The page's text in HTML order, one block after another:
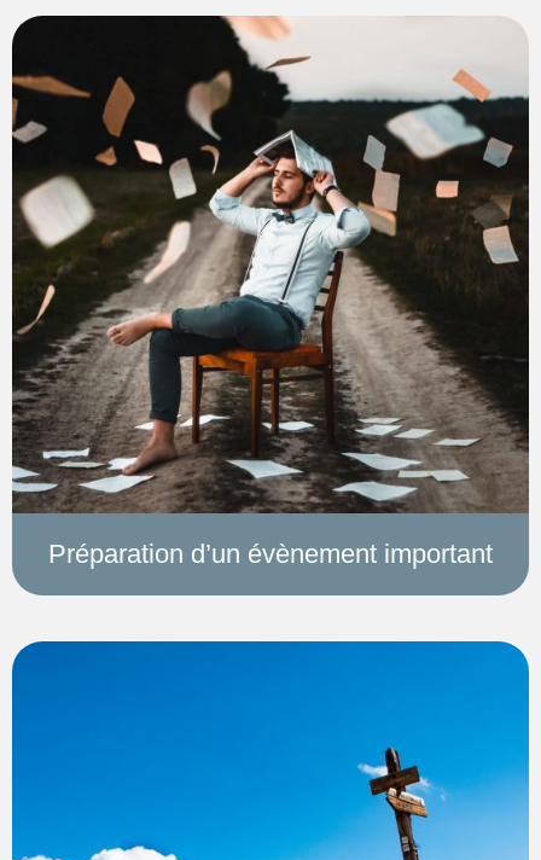
Préparation d’un évènement important